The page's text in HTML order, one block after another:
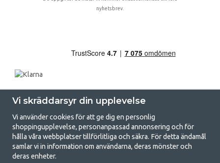
nyhetsbrev.
GetCamping.se - Din butik för camping
Vi skräddarsyr din upplevelse
Vi använder cookies för att ge dig en personlig
shoppingupplevelse, personanpassad annonsering och för
hålla våra webbplatser tillförlitliga och säkra. För detta ändamål
samlar vi in information om användarna, deras mönster och
deras enheter.